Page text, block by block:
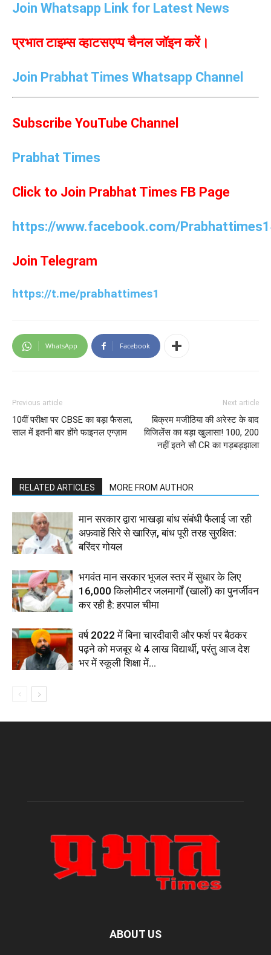
Join Whatsapp Link for Latest News
प्रभात टाइम्स व्हाटसएप्प चैनल जॉइन करें।
Join Prabhat Times Whatsapp Channel
Subscribe YouTube Channel
Prabhat Times
Click to Join Prabhat Times FB Page
https://www.facebook.com/
Join Telegram
https://t.me/prabhattimes1
WhatsApp Facebook
Previous article
10वीं परीक्षा पर CBSE का बड़ा फैसला,
साल में इतनी बार होंगे फाइनल एग्ज़ाम
Next article
बिक्रम मजीठिया की अरेस्ट के बाद
विजिलेंस का बड़ा खुलासा! 100, 200
नहीं इतने सौ CR का गड़बड़झाला
RELATED ARTICLES MORE FROM AUTHOR
मान सरकार द्वारा भाखड़ा बांध संबंधी फैलाई जा रही
अफ़वाहें सिरे से खारिज़, बांध पूरी तरह सुरक्षित:
बरिंदर गोयल
भगवंत मान सरकार भूजल स्तर में सुधार के लिए
16,000 किलोमीटर जलमार्गों (खालों) का पुनर्जीवन
कर रही है: हरपाल चीमा
वर्ष 2022 में बिना चारदीवारी और फर्श पर बैठकर
पढ़ने को मजबूर थे 4 लाख विद्यार्थी, परंतु आज देश
भर में स्कूली शिक्षा में...
ABOUT US